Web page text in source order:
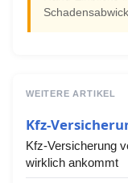
WEITERE ARTIKEL
Kfz-
Kfz-Versicherung
wirklich ankommt